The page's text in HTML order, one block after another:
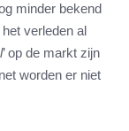
minder bekend
verleden al
’ op de markt zijn
worden er niet